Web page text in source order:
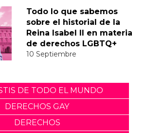
Todo lo que sabemos
sobre el historial de la
Reina Isabel II en materia
de derechos LGBTQ+
10 Septiembre
DE TODO EL MUNDO
DERECHOS GAY
DERECHOS